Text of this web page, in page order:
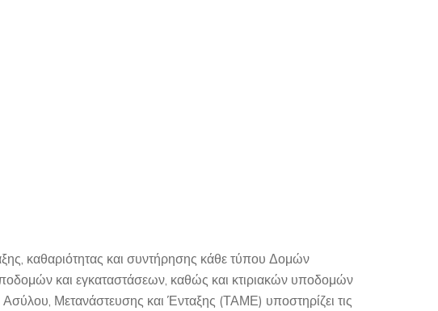
καθαριότητας και συντήρησης κάθε τύπου Δομών
και εγκαταστάσεων, καθώς και κτιριακών υποδομών
Μετανάστευσης και Ένταξης (ΤΑΜΕ) υποστηρίζει τις